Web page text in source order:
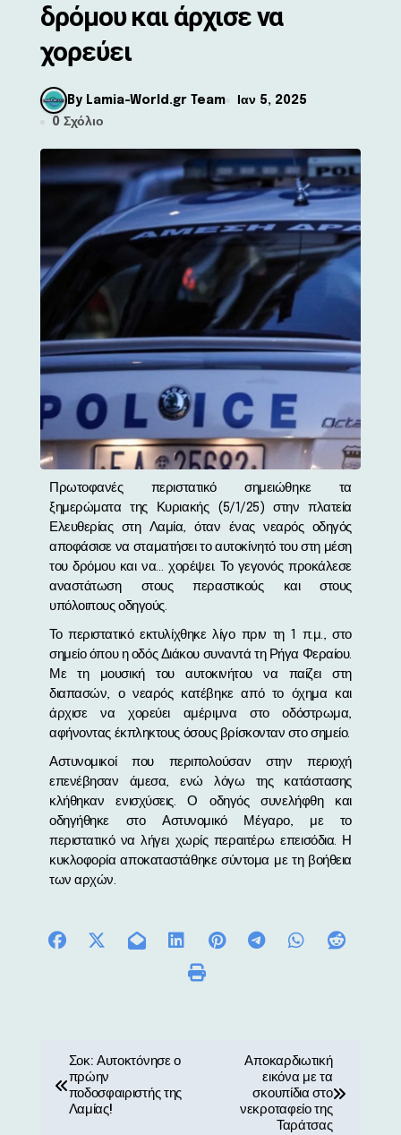
δρόμου και άρχισε να
χορεύει
By Lamia-World.gr Team
Ιαν 5, 2025
0 Σχόλιο
Πρωτοφανές περιστατικό σημειώθηκε τα
ξημερώματα της Κυριακής (5/1/25) στην πλατεία
Ελευθερίας στη Λαμία, όταν ένας νεαρός οδηγός
αποφάσισε να σταματήσει το αυτοκίνητό του στη μέση
του δρόμου και να… χορέψει. Το γεγονός προκάλεσε
αναστάτωση στους περαστικούς και στους
υπόλοιπους οδηγούς.
Το περιστατικό εκτυλίχθηκε λίγο πριν τη 1 π.μ., στο
σημείο όπου η οδός Διάκου συναντά τη Ρήγα Φεραίου.
Με τη μουσική του αυτοκινήτου να παίζει στη
διαπασών, ο νεαρός κατέβηκε από το όχημα και
άρχισε να χορεύει αμέριμνα στο οδόστρωμα,
αφήνοντας έκπληκτους όσους βρίσκονταν στο σημείο.
Αστυνομικοί που περιπολούσαν στην περιοχή
επενέβησαν άμεσα, ενώ λόγω της κατάστασης
κλήθηκαν ενισχύσεις. Ο οδηγός συνελήφθη και
οδηγήθηκε στο Αστυνομικό Μέγαρο, με το
περιστατικό να λήγει χωρίς περαιτέρω επεισόδια. Η
κυκλοφορία αποκαταστάθηκε σύντομα με τη βοήθεια
των αρχών.
Σοκ: Αυτοκτόνησε ο
πρώην
ποδοσφαιριστής της
Λαμίας!
Αποκαρδιωτική
εικόνα με τα
σκουπίδια στο
νεκροταφείο της
Ταράτσας